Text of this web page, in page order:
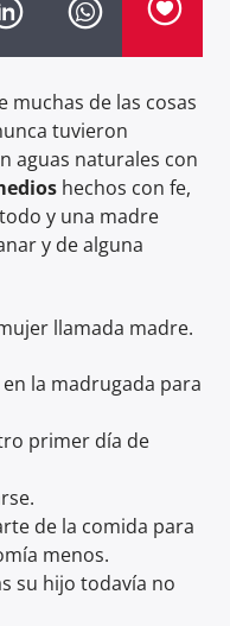
muchas de las cosas
tuvieron
aguas naturales con
hechos con fe,
y una madre
y de alguna
llamada madre.
la madrugada para
primer día de
de la comida para
menos.
su hijo todavía no